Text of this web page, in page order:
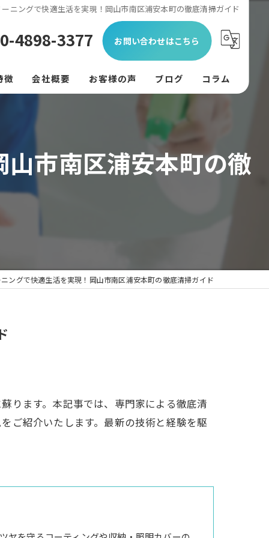
ニングで快適生活を実現！岡山市南区浦安本町の徹底清掃ガイド
4898-3377 お問い合わせはこちら
徴
ング
会社概要 お客様の声 ブログ コラム
市南区浦安本町の徹
ングで快適生活を実現！岡山市南区浦安本町の徹底清掃ガイド
ります。本記事では、専門家による徹底清
ご紹介いたします。最新の技術と経験を駆